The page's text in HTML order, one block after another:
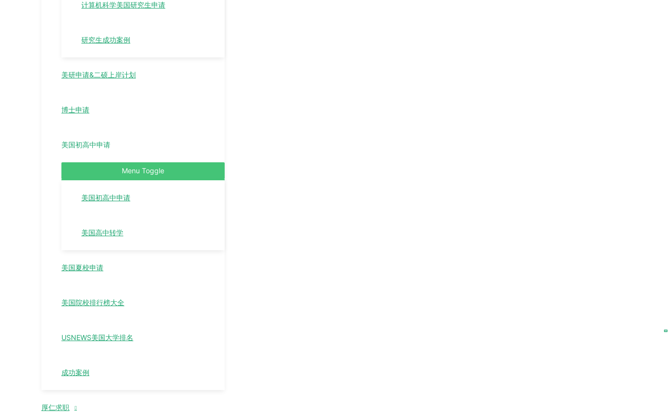
计算机科学美国研究生申请
研究生成功案例
美研申请&二硕上岸计划
博士申请
美国初高中申请
Menu Toggle
美国初高中申请
美国高中转学
美国夏校申请
美国院校排行榜大全
USNEWS美国大学排名
成功案例
厚仁求职